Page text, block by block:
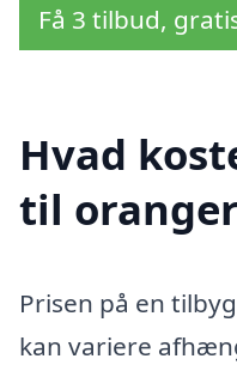
Få 3 tilbud,
Hvad
til
Prisen på en
kan variere